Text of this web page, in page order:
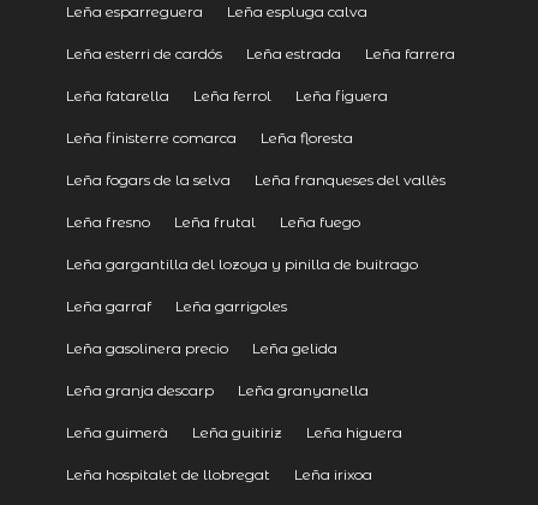
Leña esparreguera Leña espluga calva
Leña esterri de cardós Leña estrada Leña farrera
Leña fatarella Leña ferrol Leña figuera
Leña finisterre comarca Leña floresta
Leña fogars de la selva Leña franqueses del vallès
Leña fresno Leña frutal Leña fuego
Leña gargantilla del lozoya y pinilla de buitrago
Leña garraf Leña garrigoles
Leña gasolinera precio Leña gelida
Leña granja descarp Leña granyanella
Leña guimerà Leña guitiriz Leña higuera
Leña hospitalet de llobregat Leña irixoa